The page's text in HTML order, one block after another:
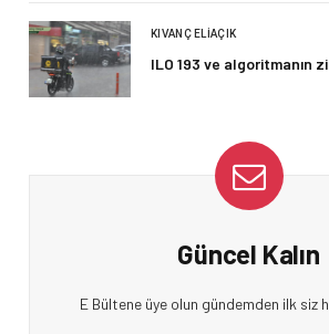
KIVANÇ ELIAÇIK
ILO 193 ve algoritmanın
Güncel Kalın
E Bültene üye olun gündemden ilk siz